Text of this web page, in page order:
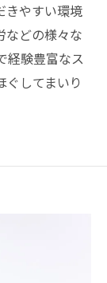
きやすい環境
などの様々な
経験豊富なス
ぐしてまいり